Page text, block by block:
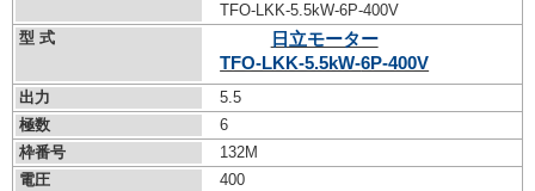
TFO-LKK-5.5kW-6P-400V
型 式
日立モーター
TFO-LKK-5.5kW-6P-400V
出力
5.5
極数
6
枠番号
132M
電圧
400